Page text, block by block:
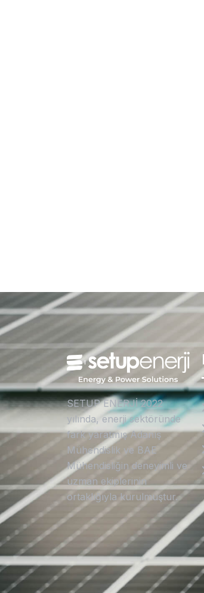
SETUP ENERJİ 2022
yılında, enerji sektöründe
fark yaratmış Adanış
Mühendislik ve BAE
Mühendisliğin deneyimli ve
uzman ekiplerinin
ortaklığıyla kurulmuştur.